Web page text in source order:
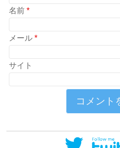
名前*
メール*
サイト